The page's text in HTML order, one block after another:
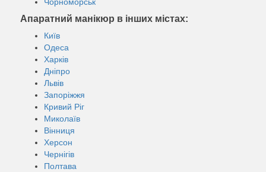
Апаратний манікюр в інших містах:
Київ
Одеса
Харків
Дніпро
Львів
Запоріжжя
Кривий Ріг
Миколаїв
Вінниця
Херсон
Чернігів
Полтава